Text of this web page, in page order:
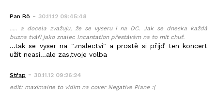
Pan Bö - 30.11.12 09:45:48
..... a docela zvažuju, že se vyseru i na DC. Jak se dneska každá
buzna tváří jako znalec Incantation přestávám na to mít chuť.
...tak se vyser na "znalectví" a prostě si přijď ten koncert
užít neasi...ale zas,tvoje volba
Střap - 30.11.12 09:26:24
edit: maximalne to vidim na cover Negative Plane :(